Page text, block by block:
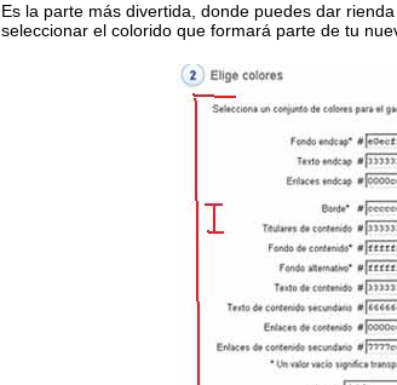
Es la parte más divertida, donde puedes dar
seleccionar el colorido que formará parte de tu